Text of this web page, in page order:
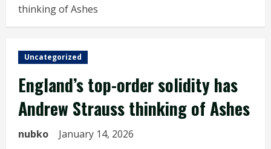
thinking of Ashes
Uncategorized
England’s top-order solidity has
Andrew Strauss thinking of Ashes
nubko January 14, 2026